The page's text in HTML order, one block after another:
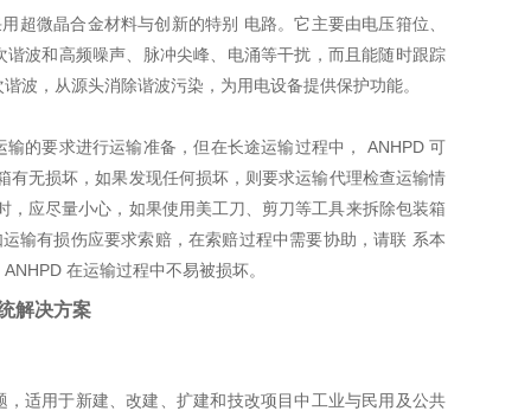
超微晶合金材料与创新的特别 电路。它主要由电压箝位、
波和高频噪声、脉冲尖峰、电涌等干扰，而且能随时跟踪
波，从源头消除谐波污染，为用电设备提供保护功能。
的要求进行运输准备，但在长途运输过程中， ANHPD 可
无损坏，如果发现任何损坏，则要求运输代理检查运输情
应尽量小心，如果使用美工刀、剪刀等工具来拆除包装箱
输有损伤应要求索赔，在索赔过程中需要协助，请联 系本
在运输过程中不易被损坏。
解决方案
适用于新建、改建、扩建和技改项目中工业与民用及公共